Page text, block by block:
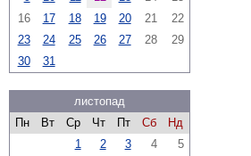
16
17 18 19 20 21
22
23
24 25 26 27 28
29
30
31
листопад
Пн
Вт Ср Чт Пт Сб
Нд
1
2 3 4
5